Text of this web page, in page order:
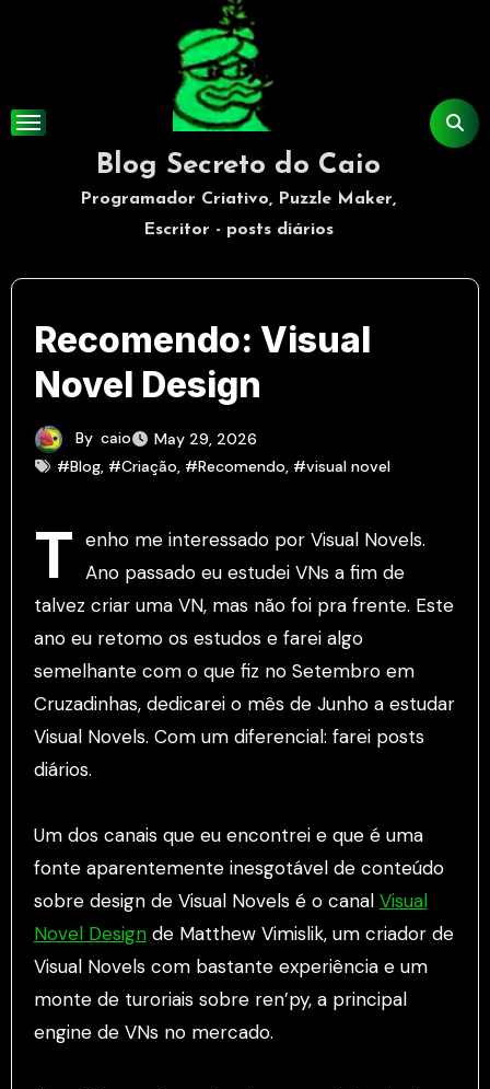
Blog Secreto do Caio
Programador Criativo, Puzzle Maker,
Escritor - posts diários
Recomendo: Visual
Novel Design
By caio
May 29, 2026
#Blog, #Criação, #Recomendo, #visual novel
T enho me interessado por Visual Novels.
Ano passado eu estudei VNs a fim de
talvez criar uma VN, mas não foi pra frente. Este
ano eu retomo os estudos e farei algo
semelhante com o que fiz no Setembro em
Cruzadinhas, dedicarei o mês de Junho a estudar
Visual Novels. Com um diferencial: farei posts
diários.
Um dos canais que eu encontrei e que é uma
fonte aparentemente inesgotável de conteúdo
sobre design de Visual Novels é o canal Visual
Novel Designde Matthew Vimislik, um criador de
Visual Novels com bastante experiência e um
monte de turoriais sobre ren’py, a principal
engine de VNs no mercado.